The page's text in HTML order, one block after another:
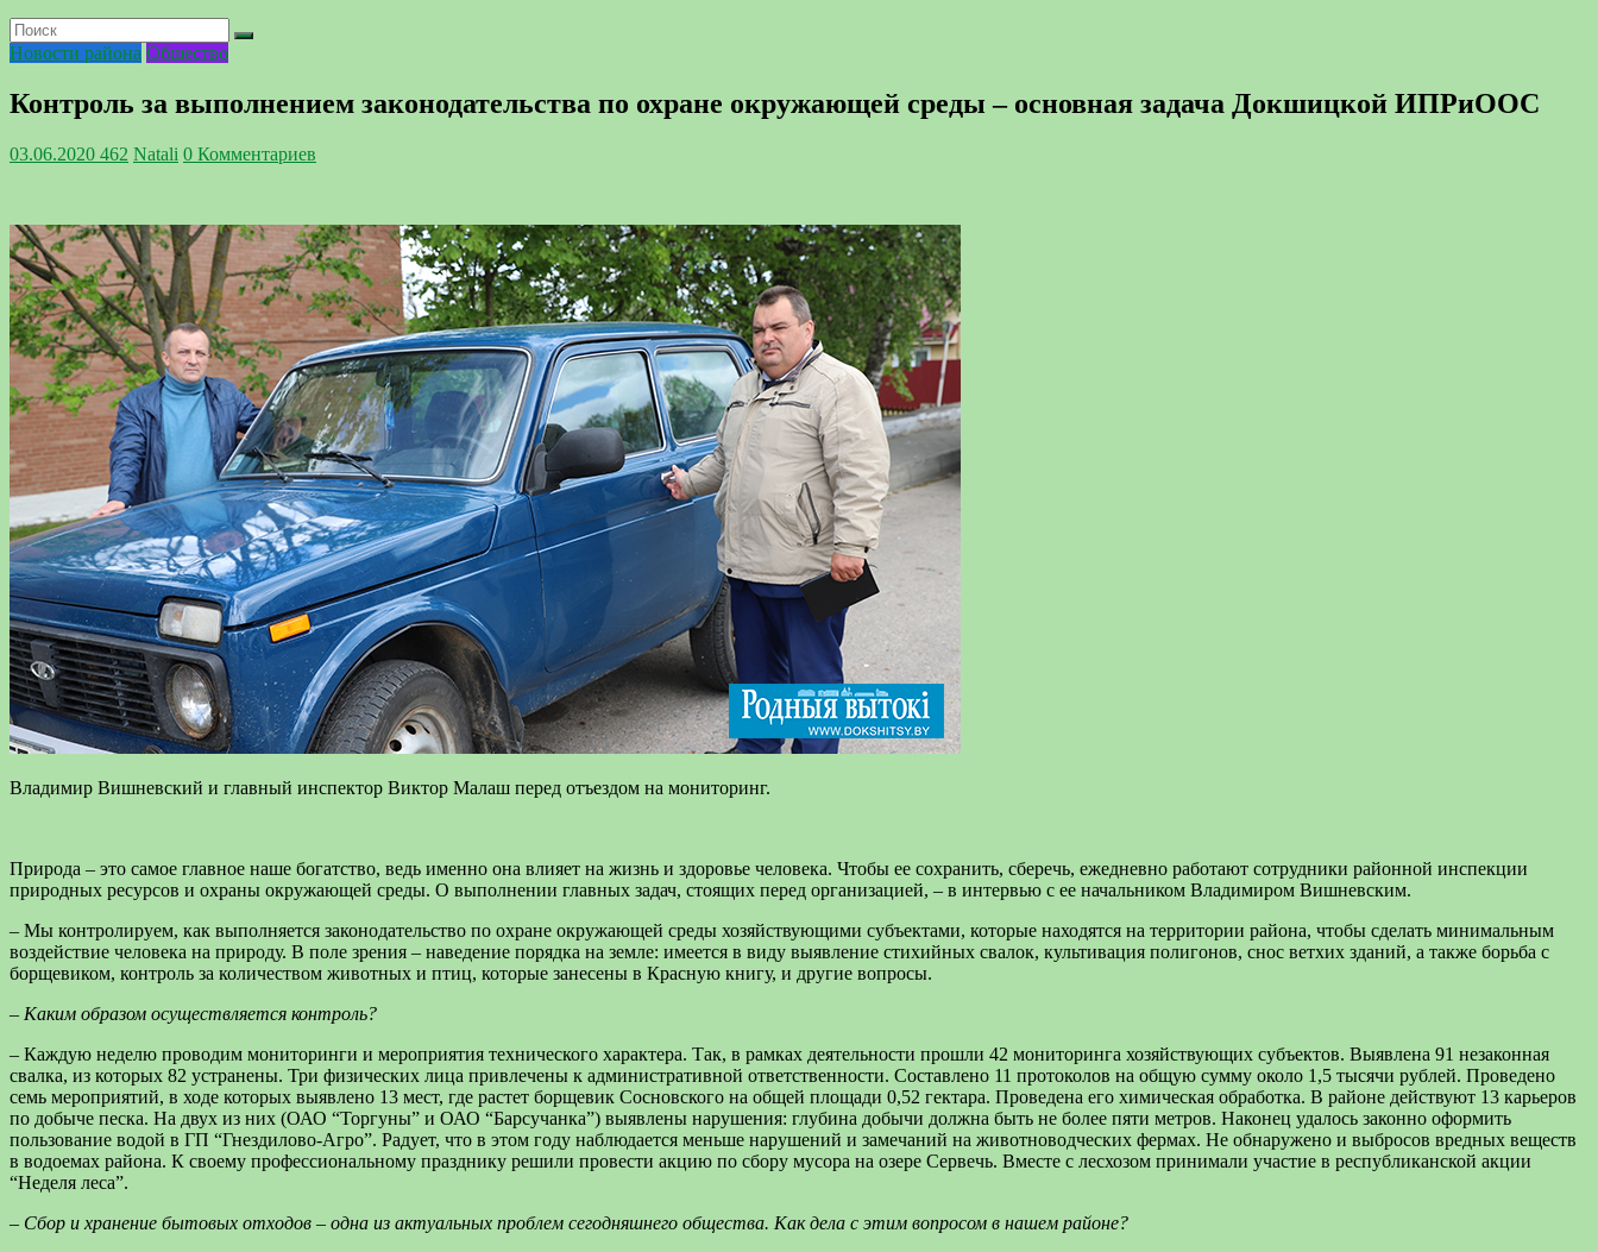
Новости района Общество
Контроль за выполнением законодательства по охране окружающей среды – основная задача Докшицкой ИПРиООС
03.06.2020 462 Natali 0 Комментариев
Владимир Вишневский и главный инспектор Виктор Малаш перед отъездом на мониторинг.
Природа – это самое главное наше богатство, ведь именно она влияет на жизнь и здоровье человека. Чтобы ее сохранить, сберечь, ежедневно работают сотрудники районной инспекции
природных ресурсов и охраны окружающей среды. О выполнении главных задач, стоящих перед организацией, – в интервью с ее начальником Владимиром Вишневским.
– Мы контролируем, как выполняется законодательство по охране окружающей среды хозяйствующими субъектами, которые находятся на территории района, чтобы сделать минимальным
воздействие человека на природу. В поле зрения – наведение порядка на земле: имеется в виду выявление стихийных свалок, культивация полигонов, снос ветхих зданий, а также борьба с
борщевиком, контроль за количеством животных и птиц, которые занесены в Красную книгу, и другие вопросы.
– Каким образом осуществляется контроль?
– Каждую неделю проводим мониторинги и мероприятия технического характера. Так, в рамках деятельности прошли 42 мониторинга хозяйствующих субъектов. Выявлена 91 незаконная
свалка, из которых 82 устранены. Три физических лица привлечены к административной ответственности. Составлено 11 протоколов на общую сумму около 1,5 тысячи рублей. Проведено
семь мероприятий, в ходе которых выявлено 13 мест, где растет борщевик Сосновского на общей площади 0,52 гектара. Проведена его химическая обработка. В районе действуют 13 карьеров
по добыче песка. На двух из них (ОАО “Торгуны” и ОАО “Барсучанка”) выявлены нарушения: глубина добычи должна быть не более пяти метров. Наконец удалось законно оформить
пользование водой в ГП “Гнездилово-Агро”. Радует, что в этом году наблюдается меньше нарушений и замечаний на животноводческих фермах. Не обнаружено и выбросов вредных веществ
в водоемах района. К своему профессиональному празднику решили провести акцию по сбору мусора на озере Сервечь. Вместе с лесхозом принимали участие в республиканской акции
“Неделя леса”.
– Сбор и хранение бытовых отходов – одна из актуальных проблем сегодняшнего общества. Как дела с этим вопросом в нашем районе?